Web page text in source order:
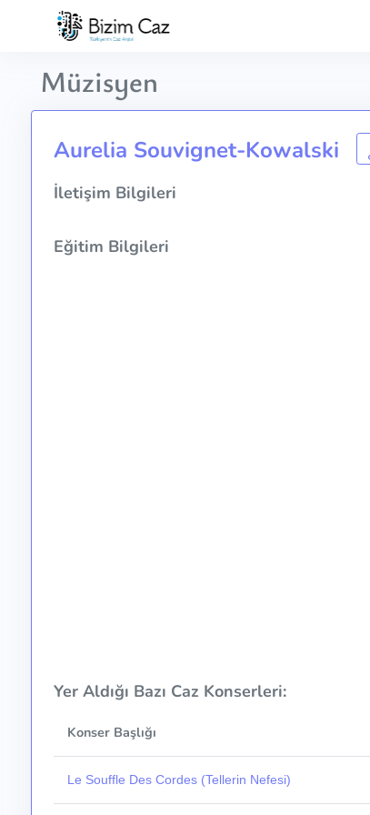
Müzisyen
Aurelia Souvignet-Kowalski
İletişim Bilgileri
Eğitim Bilgileri
Yer Aldığı Bazı Caz Konserleri:
Konser Başlığı
Le Souffle Des Cordes (Tellerin Nefesi)